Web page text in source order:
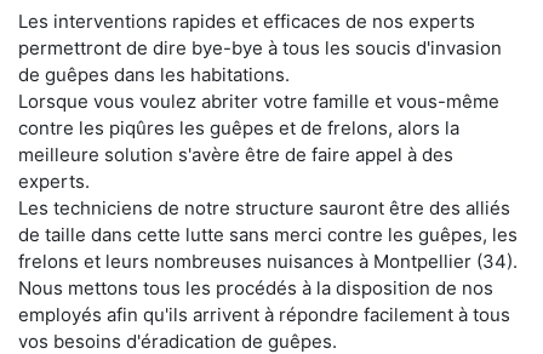
Les interventions rapides et efficaces de nos experts
permettront de dire bye-bye à tous les soucis d'invasion
de guêpes dans les habitations.
Lorsque vous voulez abriter votre famille et vous-même
contre les piqûres les guêpes et de frelons, alors la
meilleure solution s'avère être de faire appel à des
experts.
Les techniciens de notre structure sauront être des alliés
de taille dans cette lutte sans merci contre les guêpes, les
frelons et leurs nombreuses nuisances à Montpellier (34).
Nous mettons tous les procédés à la disposition de nos
employés afin qu'ils arrivent à répondre facilement à tous
vos besoins d'éradication de guêpes.